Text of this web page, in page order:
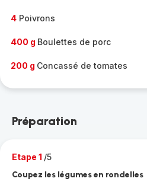
4 Poivrons
400 g Boulettes de porc
200 g Concassé de tomates
Préparation
Etape 1 /5
Coupez les légumes en rondelles